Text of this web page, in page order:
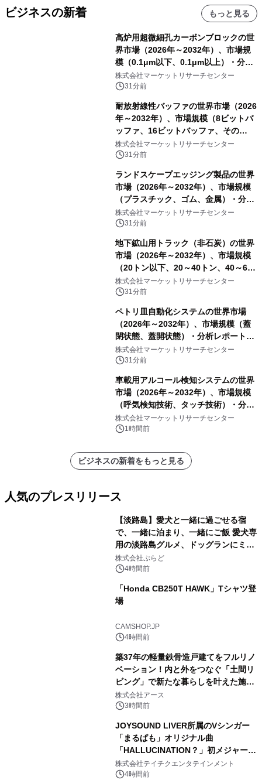
ビジネスの新着 もっと見る
高炉用超微細孔カーボンブロックの世
界市場（2026年～2032年）、市場規
模（0.1μm以下、0.1μm以上）・分析
レポートを発表
株式会社マーケットリサーチセンター
31分前
耐放射線性バッファの世界市場（2026
年～2032年）、市場規模（8ビットバ
ッファ、16ビットバッファ、その
他）・分析レポートを発表
株式会社マーケットリサーチセンター
31分前
ランドスケープエッジング製品の世界
市場（2026年～2032年）、市場規模
（プラスチック、ゴム、金属）・分析
レポートを発表
株式会社マーケットリサーチセンター
31分前
地下鉱山用トラック（非石炭）の世界
市場（2026年～2032年）、市場規模
（20トン以下、20～40トン、40～60
トン、60トン超）・分析レポートを発
表
株式会社マーケットリサーチセンター
31分前
ペトリ皿自動化システムの世界市場
（2026年～2032年）、市場規模（蓋
閉状態、蓋開状態）・分析レポートを
発表
株式会社マーケットリサーチセンター
31分前
車載用アルコール検知システムの世界
市場（2026年～2032年）、市場規模
（呼気検知技術、タッチ技術）・分析
レポートを発表
株式会社マーケットリサーチセンター
1時間前
ビジネスの新着をもっと見る
人気のプレスリリース
【淡路島】愛犬と一緒に過ごせる宿
で、一緒に泊まり、一緒にご飯 愛犬専
用の淡路島グルメ、ドッグランにミニ
プール グランピングとトレーラーハウ
スの2施設で
株式会社ぷらど
4時間前
「Honda CB250T HAWK」Tシャツ登
場
CAMSHOP.JP
4時間前
築37年の軽量鉄骨造戸建てをフルリノ
ベーション！内と外をつなぐ「土間リ
ビング」で新たな暮らしを叶えた施工
事例を株式会社アースが公開
株式会社アース
3時間前
JOYSOUND LIVER所属のVシンガー
「まるぱも」オリジナル曲
「HALLUCINATION？」初メジャー配
信リリース決定！
株式会社テイチクエンタテインメント
4時間前